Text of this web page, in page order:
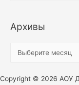
т
Архивы
Copyright © 2026 АОУ